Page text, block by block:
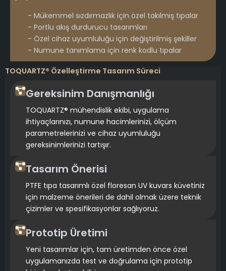
- Mükemmel sızdırmazlık için özel takılmış tıpalar
- Portlu akış durdurucu tasarımları
- Özel cihaz uyumluluğu için değiştirilmiş şekiller
- Numune tanımlama için renk kodlu tıpalar
TOQUARTZ® Özelleştirme Tasarım Süreci
Gereksinim Danışmanlığı
TOQUARTZ® mühendislik ekibi, uygulama
ihtiyaçlarınızı, numune hacimlerinizi, ölçüm
parametrelerinizi ve cihaz uyumluluğu
gereksinimlerinizi tartışır.
Tasarım Önerisi
PTFE tıpa tasarımlı özel floresan UV kuvars küvetiniz
için malzeme önerileri de dahil olmak üzere teknik
çizimler ve spesifikasyonlar sağlıyoruz.
Prototip Üretimi
Yeni tasarımlar için, tam üretimden önce özel
uygulamanızda test ve doğrulama için prototip